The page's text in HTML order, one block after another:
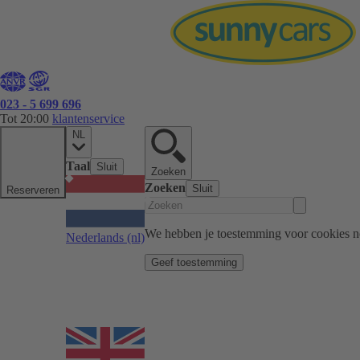
023 - 5 699 696
Tot 20:00 klantenservice
Reserveren
NL
Taal Sluit
Nederlands (nl)
Zoeken
Zoeken Sluit
We hebben je toestemming voor cookies
Geef toestemming